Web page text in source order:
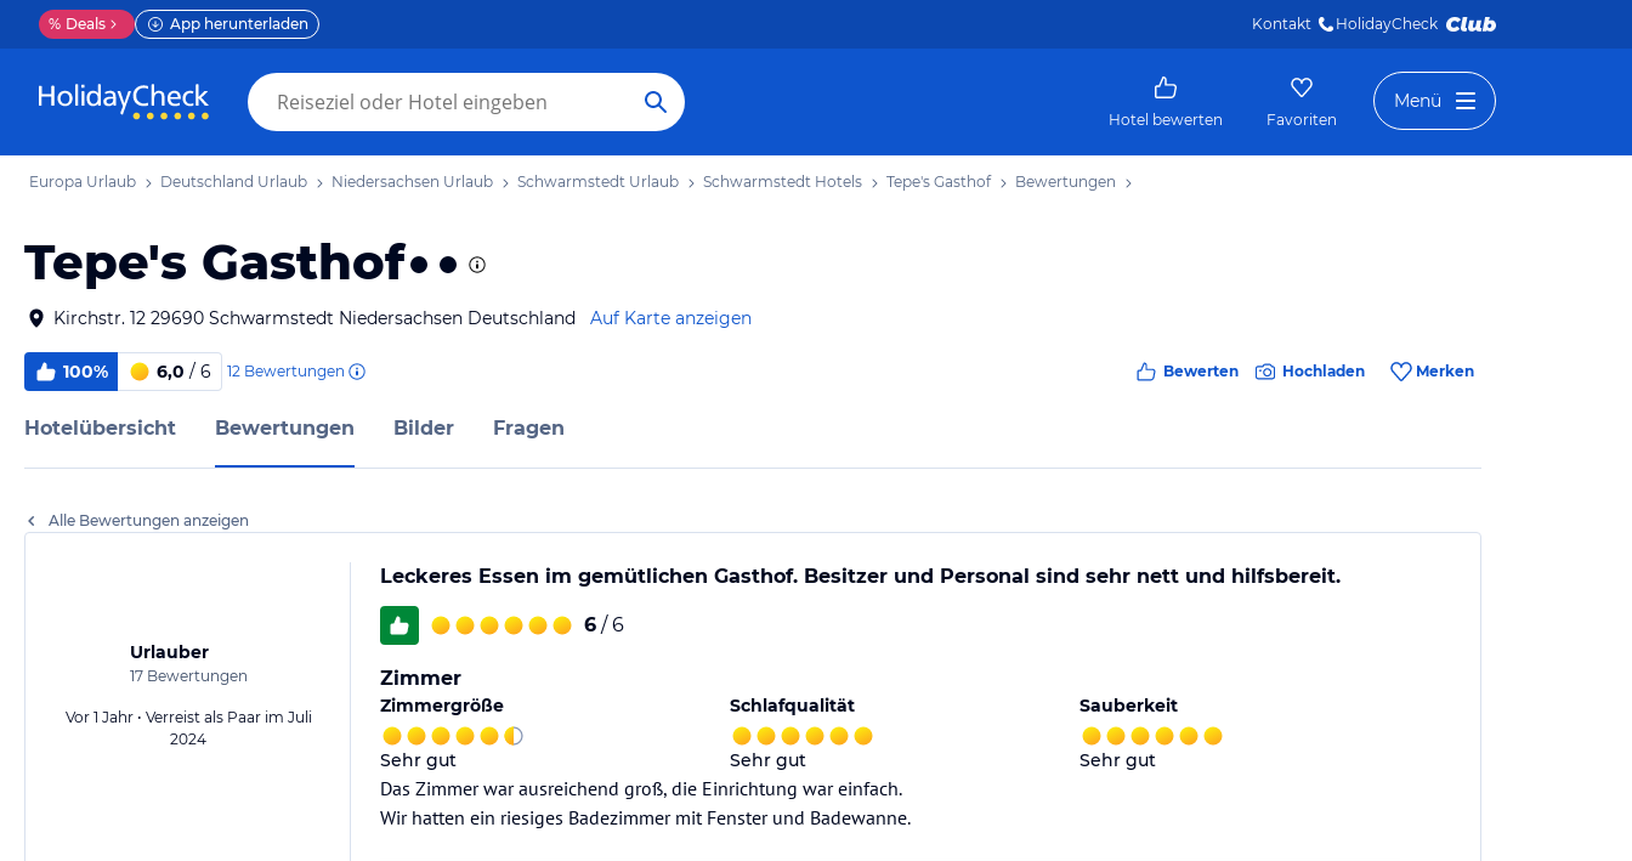
% Deals App herunterladen Kontakt HolidayCheck
Hotel bewerten Favoriten
Menü
Europa Urlaub Deutschland Urlaub Niedersachsen Urlaub Schwarmstedt Urlaub Schwarmstedt Hotels Tepe's Gasthof Bewertungen
Tepe's Gasthof
Kirchstr. 12 29690 Schwarmstedt Niedersachsen Deutschland Auf Karte anzeigen
100% 6,0 / 6 12 Bewertungen Bewerten Hochladen Merken
Hotelübersicht Bewertungen Bilder Fragen
Alle Bewertungen anzeigen
Urlauber
17Bewertungen
Vor 1 Jahr • Verreist als Paar im Juli
2024
Leckeres Essen im gemütlichen Gasthof. Besitzer und Personal sind sehr nett und hilfsbereit.
6 / 6
Zimmer
Zimmergröße
Sehr gut
Schlafqualität
Sehr gut
Sauberkeit
Sehr gut
Das Zimmer war ausreichend groß, die Einrichtung war einfach.
Wir hatten ein riesiges Badezimmer mit Fenster und Badewanne.